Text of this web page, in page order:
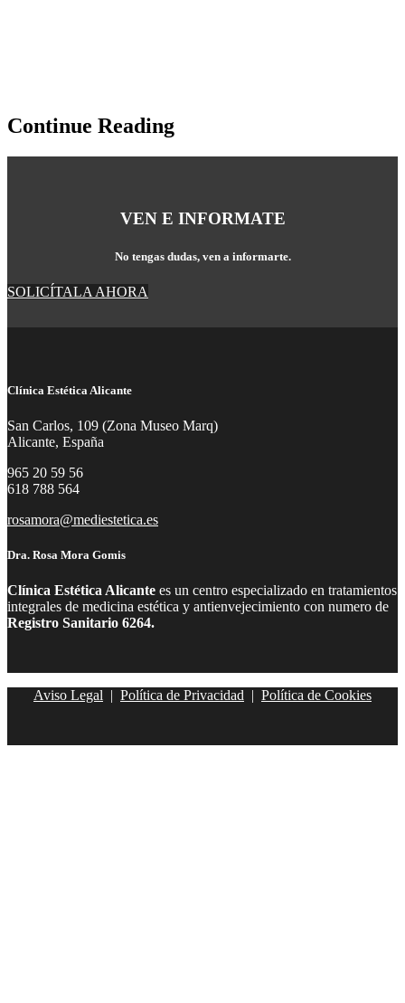
Continue Reading
VEN E INFORMATE
No tengas dudas, ven a informarte.
SOLICÍTALA AHORA
Clínica Estética Alicante
San Carlos, 109 (Zona Museo Marq)
Alicante, España
965 20 59 56
618 788 564
rosamora@mediestetica.es
Dra. Rosa Mora Gomis
Clínica Estética Alicante es un centro especializado en tratamientos
integrales de medicina estética y antienvejecimiento con numero de
Registro Sanitario 6264.
Aviso Legal | Política de Privacidad | Política de Cookies